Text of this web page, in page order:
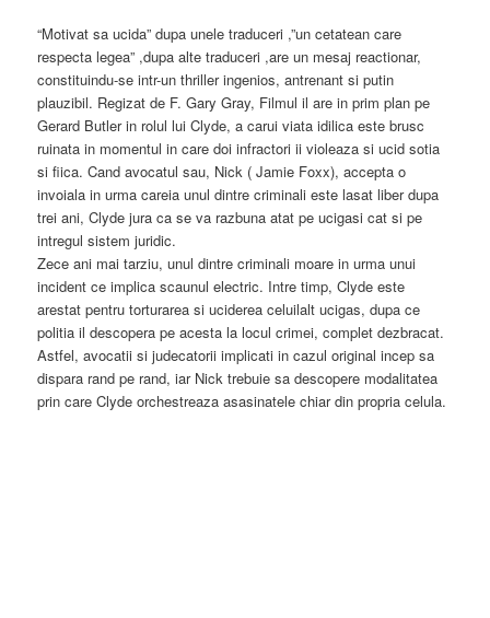
“Motivat sa ucida” dupa unele traduceri ,”un cetatean care
respecta legea” ,dupa alte traduceri ,are un mesaj reactionar,
constituindu-se intr-un thriller ingenios, antrenant si putin
plauzibil. Regizat de F. Gary Gray, Filmul il are in prim plan pe
Gerard Butler in rolul lui Clyde, a carui viata idilica este brusc
ruinata in momentul in care doi infractori ii violeaza si ucid sotia
si fiica. Cand avocatul sau, Nick ( Jamie Foxx), accepta o
invoiala in urma careia unul dintre criminali este lasat liber dupa
trei ani, Clyde jura ca se va razbuna atat pe ucigasi cat si pe
intregul sistem juridic.
Zece ani mai tarziu, unul dintre criminali moare in urma unui
incident ce implica scaunul electric. Intre timp, Clyde este
arestat pentru torturarea si uciderea celuilalt ucigas, dupa ce
politia il descopera pe acesta la locul crimei, complet dezbracat.
Astfel, avocatii si judecatorii implicati in cazul original incep sa
dispara rand pe rand, iar Nick trebuie sa descopere modalitatea
prin care Clyde orchestreaza asasinatele chiar din propria celula.